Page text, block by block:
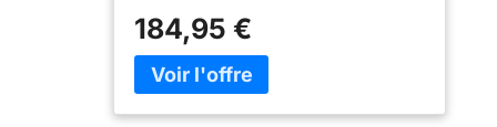
résistance à l’abrasion avec des
ustensiles en métal) Nettoyage bon et
retrait simple des aliments grâce au
184,95 €